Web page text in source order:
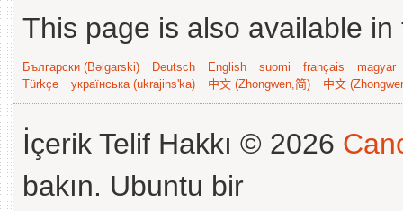
This page is also available
Български (Bəlgarski) Deutsch English suomi français
magyar
Türkçe
українська (ukrajins'ka) 中文 (Zhongwen,简) 中文
İçerik Telif Hakkı © 2026
bakın. Ubuntu bir